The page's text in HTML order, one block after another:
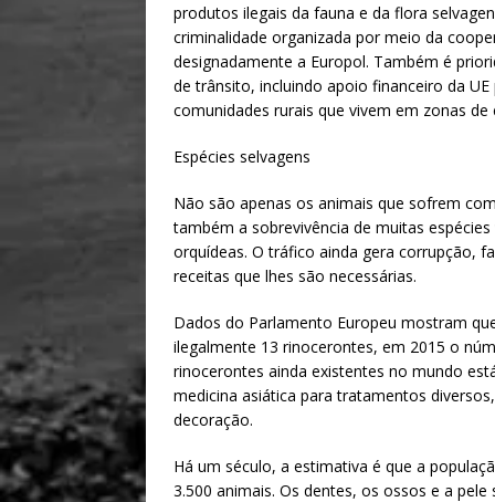
produtos ilegais da fauna e da flora
criminalidade organizada por meio da
designadamente a Europol. Também é
de trânsito, incluindo apoio financeiro da
comunidades rurais que vivem em zonas de
Espécies selvagens
Não são apenas os animais que sofrem
também a sobrevivência de muitas
orquídeas. O tráfico ainda gera corrupção,
receitas que lhes são necessárias.
Dados do Parlamento Europeu mostram
ilegalmente 13 rinocerontes, em 2015 o
rinocerontes ainda existentes no mundo
medicina asiática para tratamentos
decoração.
Há um século, a estimativa é que a
3.500 animais. Os dentes, os ossos e a